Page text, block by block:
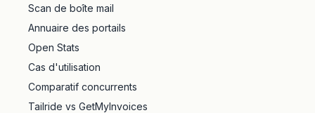
Scan de boîte mail
Annuaire des portails
Open Stats
Cas d'utilisation
Comparatif concurrents
Tailride vs GetMyInvoices